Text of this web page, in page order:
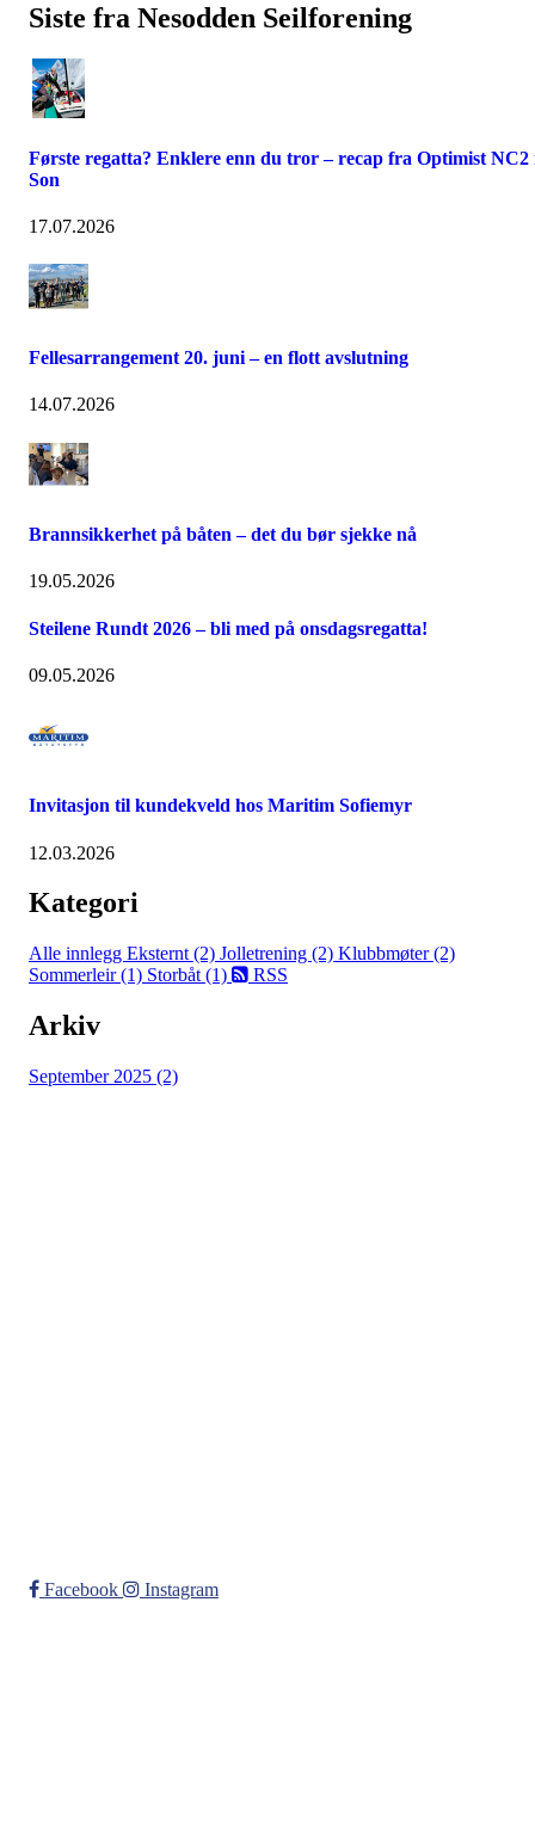
Siste fra Nesodden Seilforening
Første regatta? Enklere enn du tror – recap fra Optimist NC2
Son
17.07.2026
Fellesarrangement 20. juni – en flott avslutning
14.07.2026
Brannsikkerhet på båten – det du bør sjekke nå
19.05.2026
Steilene Rundt 2026 – bli med på onsdagsregatta!
09.05.2026
Invitasjon til kundekveld hos Maritim Sofiemyr
12.03.2026
Kategori
Alle innlegg Eksternt (2) Jolletrening (2) Klubbmøter (2)
Sommerleir (1) Storbåt (1) RSS
Arkiv
September 2025 (2)
Facebook Instagram